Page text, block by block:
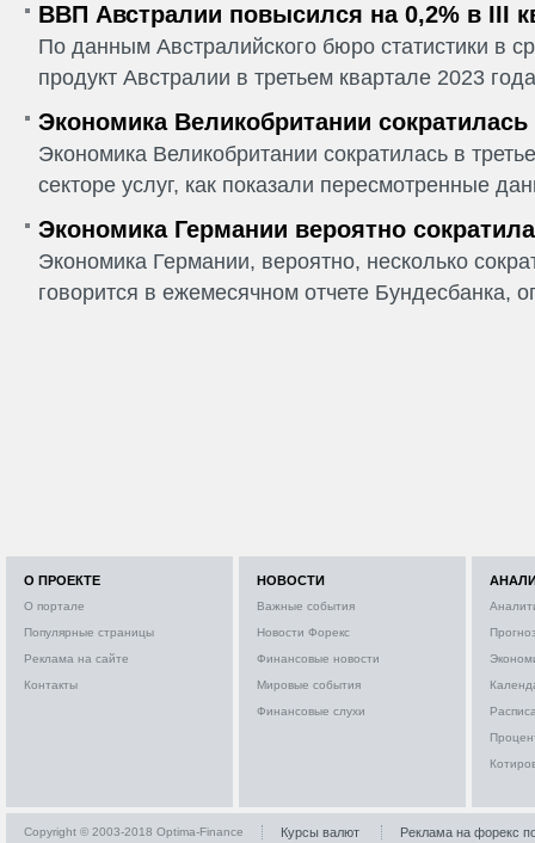
ВВП Австралии повысился на 0,2% в III
По данным Австралийского бюро статистики в
продукт Австралии в третьем квартале 2023
Экономика Великобритании сократилась
Экономика Великобритании сократилась в
секторе услуг, как показали пересмотренные
Экономика Германии вероятно
Экономика Германии, вероятно, несколько
говорится в ежемесячном отчете Бундесбанка,
О ПРОЕКТЕ
О портале
Популярные страницы
Реклама на сайте
Контакты
НОВОСТИ
Важные события
Новости Форекс
Финансовые новости
Мировые события
Финансовые слухи
Copyright © 2003-2018 Optima-Finance Курсы валют Реклама на форекс